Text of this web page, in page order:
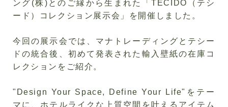
ング (株) とのご縁から生まれた「TECIDO
（テシ
ード）コレクション展示会」を開催しました。
今回の展示会では、マナトレーディングとテシー
ドの統合後、初めて発表された輸入壁紙の在庫コ
レクションをご紹介。
"Design Your Space, Define Your Life"をテー
マに、ホテルライクな上質空間を叶えるアイテム